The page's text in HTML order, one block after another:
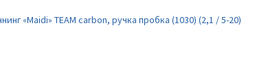
«Maidi» TEAM carbon, ручка пробка (1030) (2,1 / 5-20)